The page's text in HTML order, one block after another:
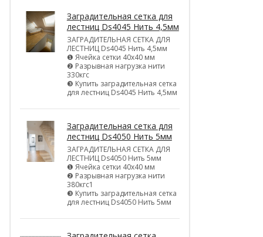
Заградительная сетка для
лестниц Ds4045 Нить 4,5мм
ЗАГРАДИТЕЛЬНАЯ СЕТКА ДЛЯ
ЛЕСТНИЦ Ds4045 Нить 4,5мм
❶ Ячейка сетки 40х40 мм
❷ Разрывная нагрузка нити
330кгс
❸ Купить заградительная сетка
для лестниц Ds4045 Нить 4,5мм
Заградительная сетка для
лестниц Ds4050 Нить 5мм
ЗАГРАДИТЕЛЬНАЯ СЕТКА ДЛЯ
ЛЕСТНИЦ Ds4050 Нить 5мм
❶ Ячейка сетки 40х40 мм
❷ Разрывная нагрузка нити
380кгс1
❸ Купить заградительная сетка
для лестниц Ds4050 Нить 5мм